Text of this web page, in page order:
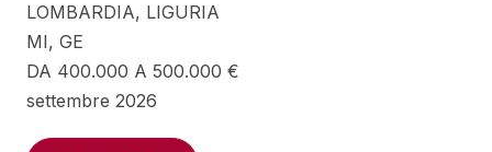
LOMBARDIA, LIGURIA
MI, GE
DA 400.000 A 500.000 €
settembre 2026